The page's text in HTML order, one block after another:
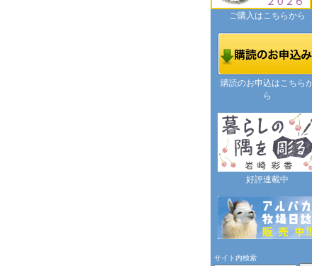
ご購入はこちらから
購読のお申込はこちら
ら
好評連載中
サイト内検索